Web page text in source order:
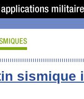
sismique